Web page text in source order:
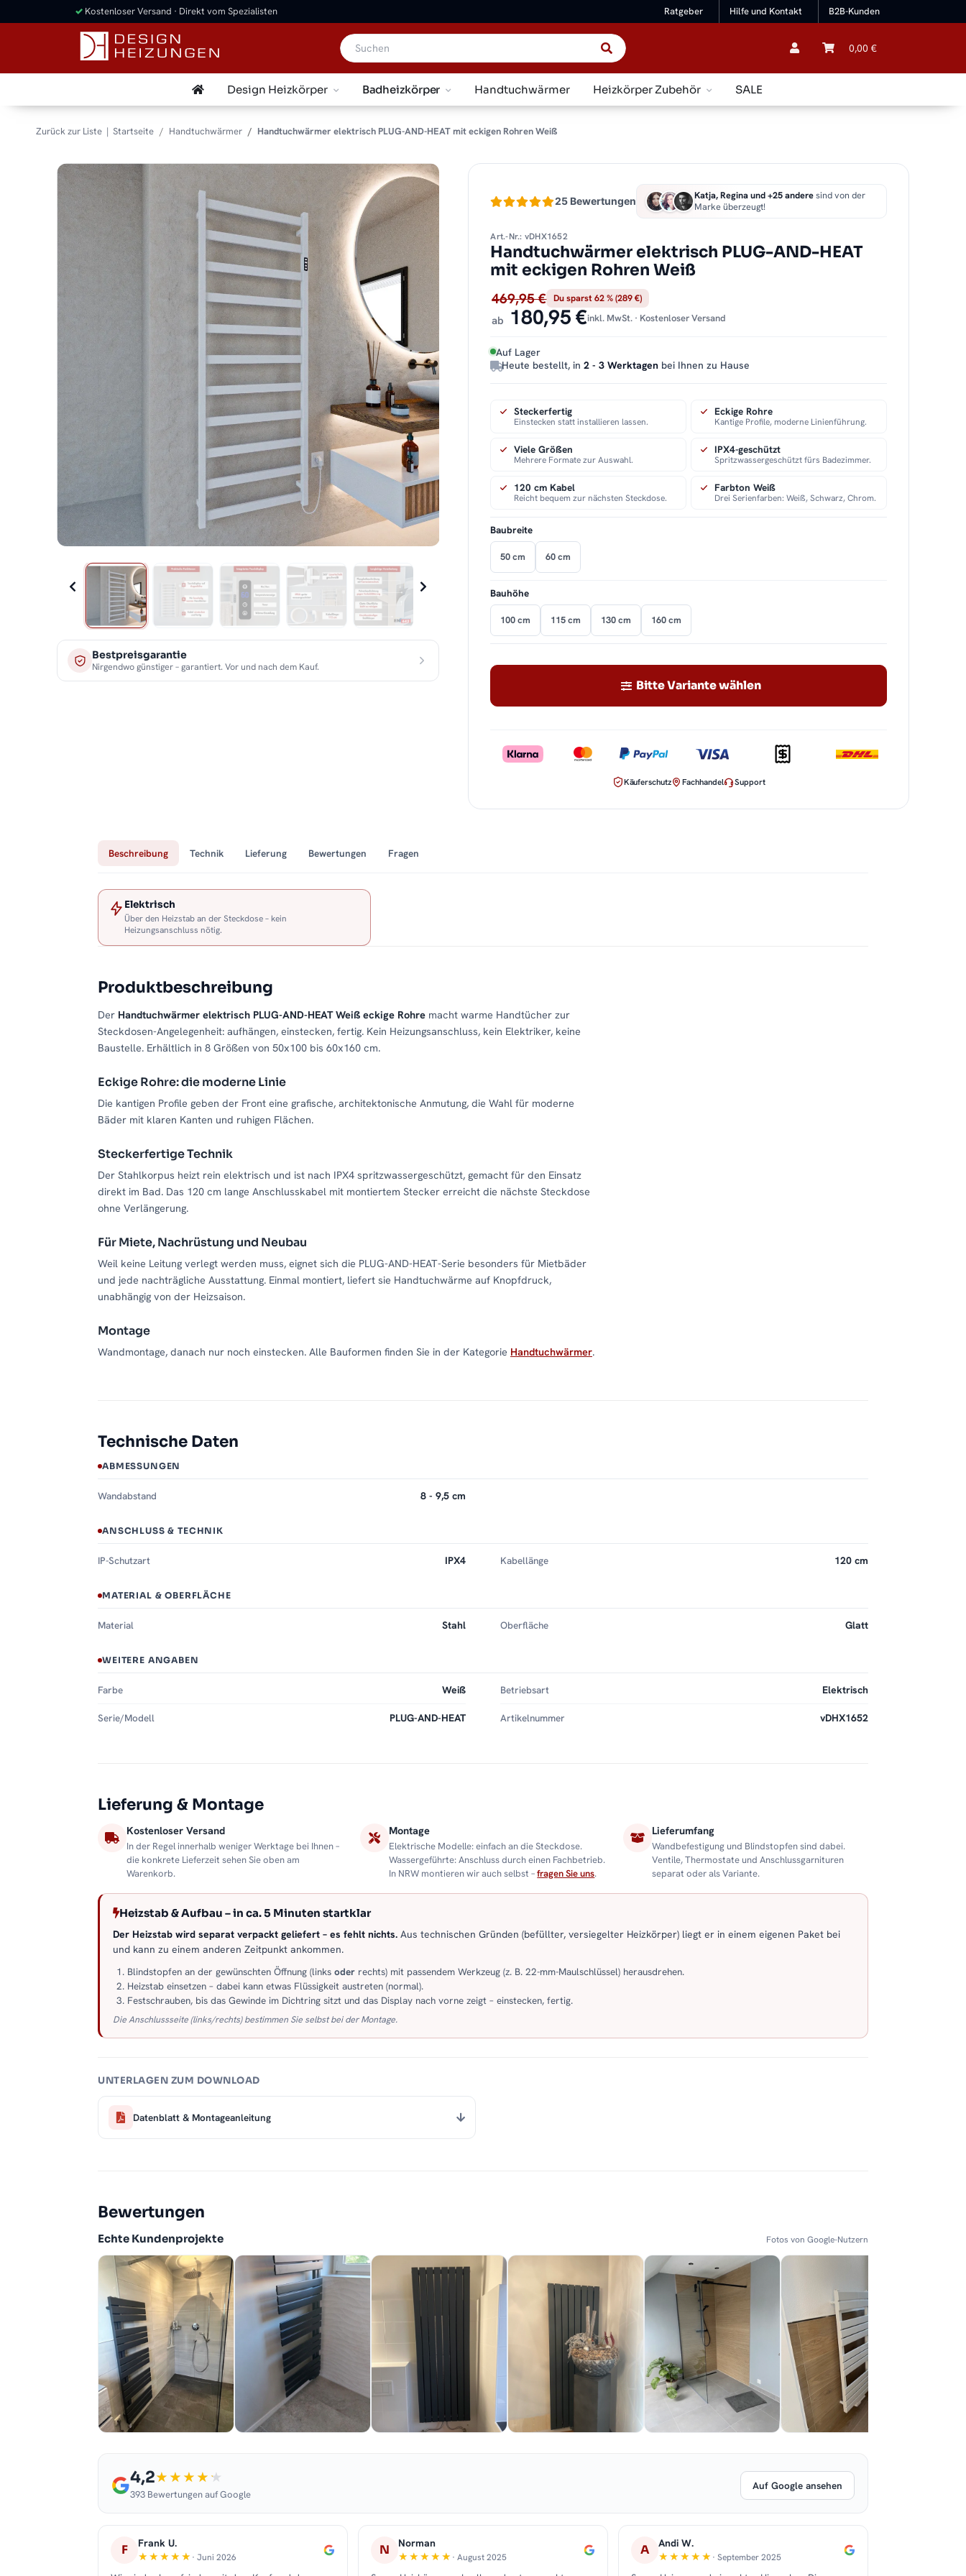
Ratgeber Hilfe und Kontakt B2B-Kunden
✓ Kostenloser Versand · Direkt vom Spezialisten
0,00 €
Design Heizkörper Badheizkörper Handtuchwärmer Heizkörper Zubehör SALE
Zurück zur Liste Startseite Handtuchwärmer Handtuchwärmer elektrisch PLUG-AND-HEAT mit eckigen Rohren Weiß
Bestpreisgarantie
Nirgendwo günstiger – garantiert. Vor und nach dem Kauf.
25 Bewertungen Katja, Regina und +25 anderesind von der
Marke überzeugt!
Art.-Nr.: vDHX1652
Handtuchwärmer elektrisch PLUG-AND-HEAT
mit eckigen Rohren Weiß
469,95 € Du sparst 62 % (289 €)
ab 180,95 €inkl. MwSt. · Kostenloser Versand
Auf Lager
Heute bestellt, in2 - 3 Werktagen bei Ihnen zu Hause
Steckerfertig
Einstecken statt installieren lassen.
Eckige Rohre
Kantige Profile, moderne Linienführung.
Viele Größen
Mehrere Formate zur Auswahl.
IPX4-geschützt
Spritzwassergeschützt fürs Badezimmer.
120 cm Kabel
Reicht bequem zur nächsten Steckdose.
Farbton Weiß
Drei Serienfarben: Weiß, Schwarz, Chrom.
Baubreite
50 cm 60 cm
Bauhöhe
100 cm 115 cm 130 cm 160 cm
Bitte Variante wählen
Käuferschutz Fachhandel Support
Beschreibung Technik Lieferung Bewertungen Fragen
Elektrisch
Über den Heizstab an der Steckdose – kein
Heizungsanschluss nötig.
Produktbeschreibung
Der Handtuchwärmer elektrisch PLUG-AND-HEAT Weiß eckige Rohre macht warme Handtücher zur
Steckdosen-Angelegenheit: aufhängen, einstecken, fertig. Kein Heizungsanschluss, kein Elektriker, keine
Baustelle. Erhältlich in 8 Größen von 50x100 bis 60x160 cm.
Eckige Rohre: die moderne Linie
Die kantigen Profile geben der Front eine grafische, architektonische Anmutung, die Wahl für moderne
Bäder mit klaren Kanten und ruhigen Flächen.
Steckerfertige Technik
Der Stahlkorpus heizt rein elektrisch und ist nach IPX4 spritzwassergeschützt, gemacht für den Einsatz
direkt im Bad. Das 120 cm lange Anschlusskabel mit montiertem Stecker erreicht die nächste Steckdose
ohne Verlängerung.
Für Miete, Nachrüstung und Neubau
Weil keine Leitung verlegt werden muss, eignet sich die PLUG-AND-HEAT-Serie besonders für Mietbäder
und jede nachträgliche Ausstattung. Einmal montiert, liefert sie Handtuchwärme auf Knopfdruck,
unabhängig von der Heizsaison.
Montage
Wandmontage, danach nur noch einstecken. Alle Bauformen finden Sie in der Kategorie Handtuchwärmer.
Technische Daten
ABMESSUNGEN
Wandabstand 8 - 9,5 cm
ANSCHLUSS & TECHNIK
IP-Schutzart IPX4 Kabellänge 120 cm
MATERIAL & OBERFLÄCHE
Material Stahl Oberfläche Glatt
WEITERE ANGABEN
Farbe Weiß Betriebsart Elektrisch
Serie/Modell PLUG-AND-HEAT Artikelnummer vDHX1652
Lieferung & Montage
Kostenloser Versand
In der Regel innerhalb weniger Werktage bei Ihnen –
die konkrete Lieferzeit sehen Sie oben am
Warenkorb.
Montage
Elektrische Modelle: einfach an die Steckdose.
Wassergeführte: Anschluss durch einen Fachbetrieb.
In NRW montieren wir auch selbst –fragen Sie uns.
Lieferumfang
Wandbefestigung und Blindstopfen sind dabei.
Ventile, Thermostate und Anschlussgarnituren
separat oder als Variante.
Heizstab & Aufbau – in ca. 5 Minuten startklar
Der Heizstab wird separat verpackt geliefert – es fehlt nichts. Aus technischen Gründen (befüllter, versiegelter Heizkörper) liegt er in einem eigenen Paket bei
und kann zu einem anderen Zeitpunkt ankommen.
Blindstopfen an der gewünschten Öffnung (links oder rechts) mit passendem Werkzeug (z. B. 22-mm-Maulschlüssel) herausdrehen.
Heizstab einsetzen – dabei kann etwas Flüssigkeit austreten (normal).
Festschrauben, bis das Gewinde im Dichtring sitzt und das Display nach vorne zeigt – einstecken, fertig.
Die Anschlussseite (links/rechts) bestimmen Sie selbst bei der Montage.
UNTERLAGEN ZUM DOWNLOAD
Datenblatt & Montageanleitung
Bewertungen
Echte Kundenprojekte Fotos von Google-Nutzern
4,2
393 Bewertungen auf Google
Auf Google ansehen
F Frank U.
· Juni 2026 N Norman
· August 2025 A Andi W.
· September 2025